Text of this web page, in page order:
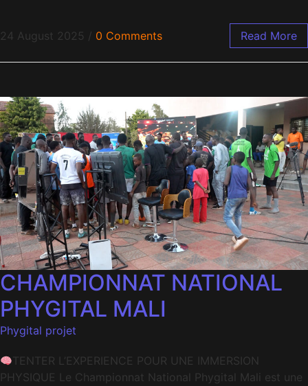
24 August 2025 / 0 Comments Read More
CHAMPIONNAT NATIONAL
PHYGITAL MALI
Phygital projet
TENTER L’EXPERIENCE POUR UNE IMMERSION
PHYSIQUE Le Championnat National Phygital Mali est une